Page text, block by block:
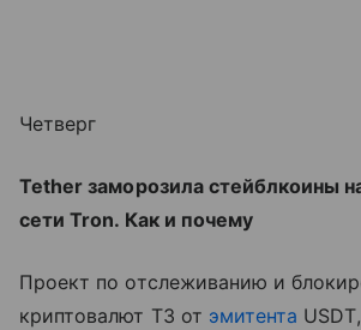
Четверг
Tether заморозила стейблкоины
сети Tron. Как и почему
Проект по отслеживанию и
криптовалют T3 от эмитента